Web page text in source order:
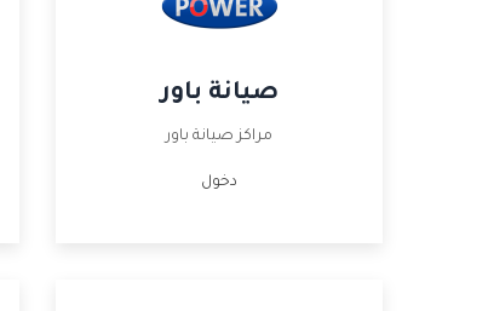
صيانة باور
مراكز صيانة باور
دخول